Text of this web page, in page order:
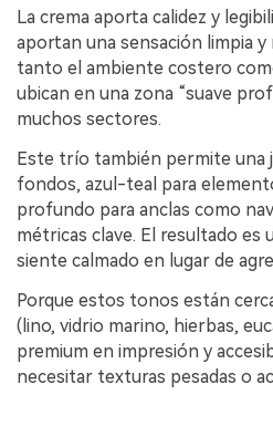
La crema aporta calidez y
aportan una sensación limpia y
tanto el ambiente costero
ubican en una zona “suave
muchos sectores.
Este trío también permite una
fondos, azul-teal para
profundo para anclas como
métricas clave. El resultado es
siente calmado en lugar de
Porque estos tonos están
(lino, vidrio marino, hierbas,
premium en impresión y
necesitar texturas pesadas o